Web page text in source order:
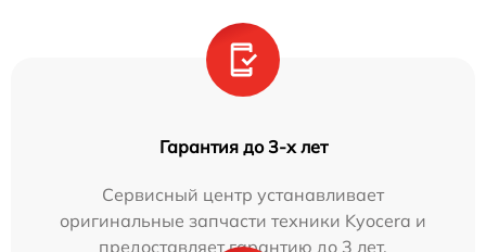
Гарантия до 3-х лет
Сервисный центр устанавливает
оригинальные запчасти техники Kyocera и
предоставляет гарантию до 3 лет.